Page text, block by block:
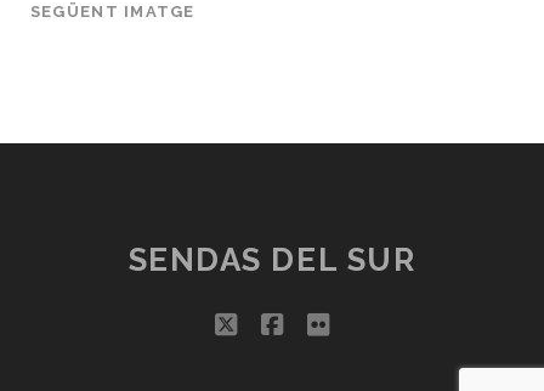
SEGÜENT IMATGE
SENDAS DEL SUR
twitterfacebook
flickr